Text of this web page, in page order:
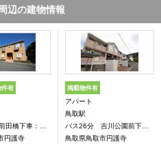
辺の建物情報
件有
下車：停歩4分
円護寺
掲載物件有
アパート
鳥取駅
バス26分 吉川公園前下車：停歩2分
鳥取県鳥取市円護寺